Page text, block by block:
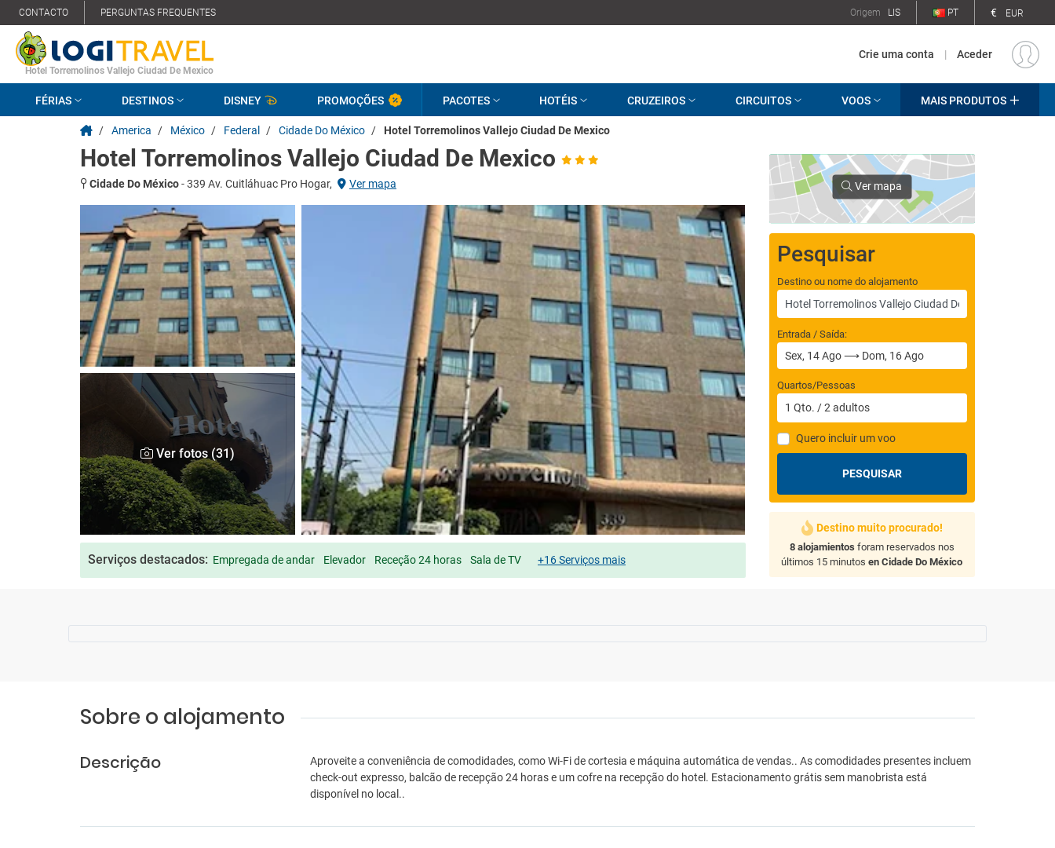
CONTACTO PERGUNTAS FREQUENTES Origem LIS PT € EUR
Hotel Torremolinos Vallejo Ciudad De Mexico
Crie uma conta | Aceder
FÉRIAS DESTINOS DISNEY PROMOÇÕES PACOTES HOTÉIS CRUZEIROS CIRCUITOS VOOS MAIS PRODUTOS
/ America / México / Federal / Cidade Do México / Hotel Torremolinos Vallejo Ciudad De Mexico
Hotel Torremolinos Vallejo Ciudad De Mexico
Cidade Do México-339 Av. Cuitláhuac Pro Hogar, Ver mapa
Ver fotos (31)
Serviços destacados: Empregada de andar Elevador Receção 24 horas Sala de TV +16 Serviços mais
Ver mapa
Pesquisar
Destino ou nome do alojamento
Entrada / Saída:
Quartos/Pessoas
1 Qto. /2 adultos
Quero incluir um voo
PESQUISAR
Destino muito procurado!
8 alojamientos foram reservados nos
últimos 15 minutosen Cidade Do México
Sobre o alojamento
Descrição
Aproveite a conveniência de comodidades, como Wi-Fi de cortesia e máquina automática de vendas.. As comodidades presentes incluem
check-out expresso, balcão de recepção 24 horas e um cofre na recepção do hotel. Estacionamento grátis sem manobrista está
disponível no local..